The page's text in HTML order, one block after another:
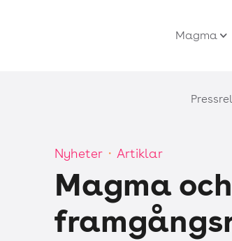
Magma
Nyheter ・ Artiklar
Magma